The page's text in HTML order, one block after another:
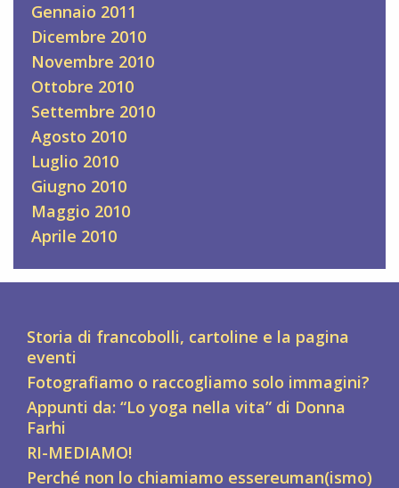
Gennaio 2011
Dicembre 2010
Novembre 2010
Ottobre 2010
Settembre 2010
Agosto 2010
Luglio 2010
Giugno 2010
Maggio 2010
Aprile 2010
Storia di francobolli, cartoline e la pagina
eventi
Fotografiamo o raccogliamo solo immagini?
Appunti da: “Lo yoga nella vita” di Donna
Farhi
RI-MEDIAMO!
Perché non lo chiamiamo essereuman(ismo)